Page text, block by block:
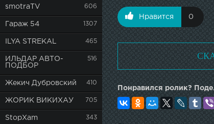
smotraTV 606
Гараж 54 1307
ILYA STREKAL 465
ИЛЬДАР АВТО-
ПОДБОР
516
Жекич Дубровский 410
ЖОРИК ВИКИХАУ 705
StopXam 343
Нравится 0
Понравился ролик?